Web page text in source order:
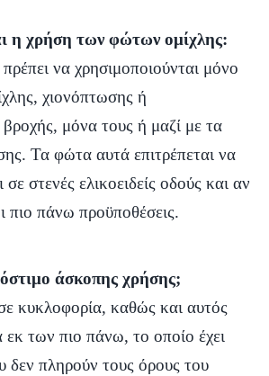
η χρήση των φώτων ομίχλης:
να χρησιμοποιούνται μόνο
χιονόπτωσης ή
μόνα τους ή μαζί με τα
Τα φώτα αυτά επιτρέπεται να
σε στενές ελικοειδείς οδούς και αν
πιο πάνω προϋποθέσεις.
άσκοπης χρήσης;
κυκλοφορία, καθώς και αυτός
εκ των πιο πάνω, το οποίο έχει
δεν πληρούν τους όρους του